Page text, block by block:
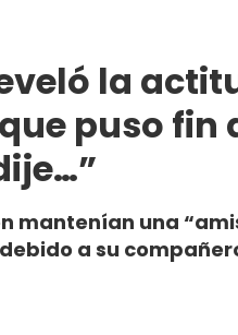
la
puso fin
mantenían una
a su